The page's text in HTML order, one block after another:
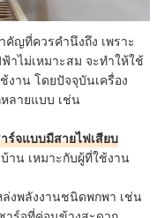
ญที่ควรคำนึงถึง เพราะ
าไม่เหมาะสม จะทำให้ใช้
งาน โดยปัจจุบันเครื่อง
ลายแบบ เช่น
ร์จแบบมีสายไฟเสียบ
าน เหมาะกับผู้ที่ใช้งาน
งพลังงานชนิดพกพา เช่น